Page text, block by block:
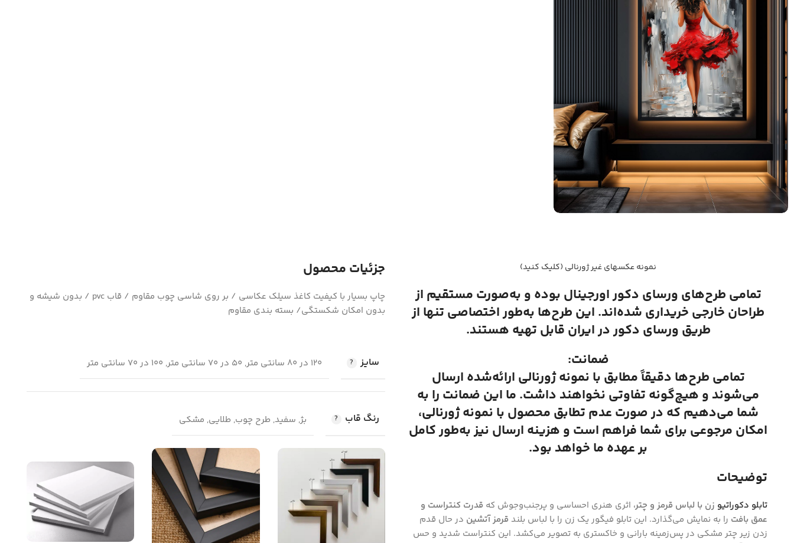
نمونه عکسهای غیر ژورنالی (کلیک کنید)
تمامی طرح‌های ورسای دکور اورجینال بوده و به‌صورت مستقیم از
طراحان خارجی خریداری شده‌اند. این طرح‌ها به‌طور اختصاصی تنها از
طریق ورسای دکور در ایران قابل تهیه هستند.
ضمانت:
تمامی طرح‌ها دقیقاً مطابق با نمونه ژورنالی ارائه‌شده ارسال
می‌شوند و هیچ‌گونه تفاوتی نخواهند داشت. ما این ضمانت را به
شما می‌دهیم که در صورت عدم تطابق محصول با نمونه ژورنالی،
امکان مرجوعی برای شما فراهم است و هزینه ارسال نیز به‌طور کامل
بر عهده ما خواهد بود.
توضیحات
تابلو دکوراتیو زن با لباس قرمز و چتر، اثری هنری احساسی و پرجنب‌وجوش که قدرت کنتراست و
عمق بافت را به نمایش می‌گذارد. این تابلو فیگور یک زن را با لباس بلند قرمز آتشین در حال قدم
زدن زیر چتر مشکی در پس‌زمینه بارانی و خاکستری به تصویر می‌کشد. این کنتراست شدید و حس
جزئیات محصول
چاپ بسیار با کیفیت کاغذ سیلک عکاسی / بر روی شاسی چوب مقاوم / قاب pvc / بدون شیشه و
بدون امکان شکستگی/ بسته بندی مقاوم
سایز 120 در 80 سانتی متر, 50 در 70 سانتی متر, 100 در 70 سانتی متر
رنگ قاب بژ, سفید, طرح چوب, طلایی, مشکی Instagram